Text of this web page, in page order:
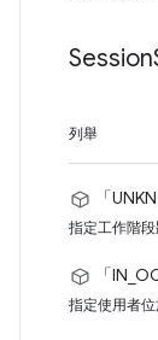
Session
列舉
「
指定工作階段
「
指定使用者位